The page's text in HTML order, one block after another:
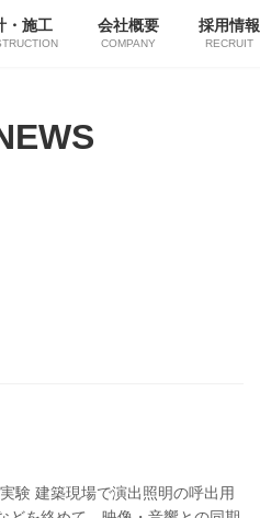
・施工 会社概要
COMPANY
採用情報
RECRUIT
験 建築現場で演出照明の呼出用